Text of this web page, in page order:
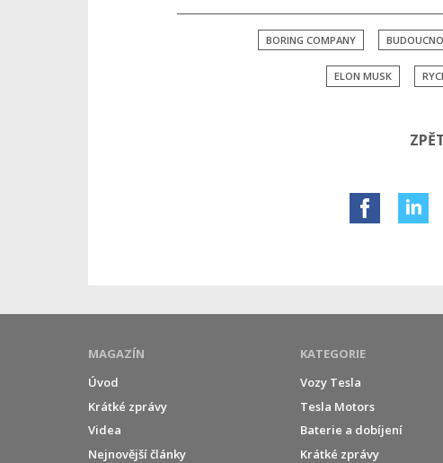
BORING COMPANY
ELON MUSK
MAGAZÍN
Úvod
Krátké zprávy
Videa
Nejnovější články
KATEGORIE
Vozy Tesla
Tesla Motors
Baterie a dobíjení
Krátké zprávy